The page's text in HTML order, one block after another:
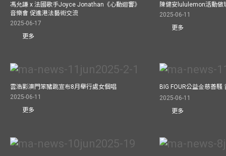
馮允謙 x 法國歌手Joyce Jonathan《心動迴響》
音樂會 促進港法藝術交流
2025-06-17
更多
陳健安lululemon活動做
2025-06-11
更多
雲浩影澳門笨豬跳宣布8月舉行處女個唱
2025-06-11
更多
BIG FOUR公益⾦慈善
2025-06-11
更多